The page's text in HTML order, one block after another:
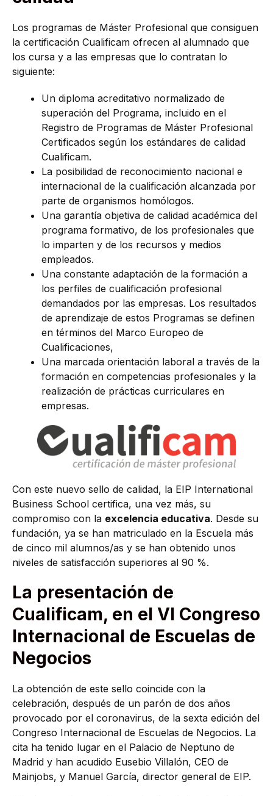
Los programas de Máster Profesional que consiguen
la certificación Cualificam ofrecen al alumnado que
los cursa y a las empresas que lo contratan lo
siguiente:
Un diploma acreditativo normalizado de
superación del Programa, incluido en el
Registro de Programas de Máster Profesional
Certificados según los estándares de calidad
Cualificam.
La posibilidad de reconocimiento nacional e
internacional de la cualificación alcanzada por
parte de organismos homólogos.
Una garantía objetiva de calidad académica del
programa formativo, de los profesionales que
lo imparten y de los recursos y medios
empleados.
Una constante adaptación de la formación a
los perfiles de cualificación profesional
demandados por las empresas. Los resultados
de aprendizaje de estos Programas se definen
en términos del Marco Europeo de
Cualificaciones,
Una marcada orientación laboral a través de la
formación en competencias profesionales y la
realización de prácticas curriculares en
empresas.
Con este nuevo sello de calidad, la EIP International
Business School certifica, una vez más, su
compromiso con la excelencia educativa. Desde su
fundación, ya se han matriculado en la Escuela más
de cinco mil alumnos/as y se han obtenido unos
niveles de satisfacción superiores al 90 %.
La presentación de
Cualificam, en el VI Congreso
Internacional de Escuelas de
Negocios
La obtención de este sello coincide con la
celebración, después de un parón de dos años
provocado por el coronavirus, de la sexta edición del
Congreso Internacional de Escuelas de Negocios. La
cita ha tenido lugar en el Palacio de Neptuno de
Madrid y han acudido Eusebio Villalón, CEO de
Mainjobs, y Manuel García, director general de EIP.